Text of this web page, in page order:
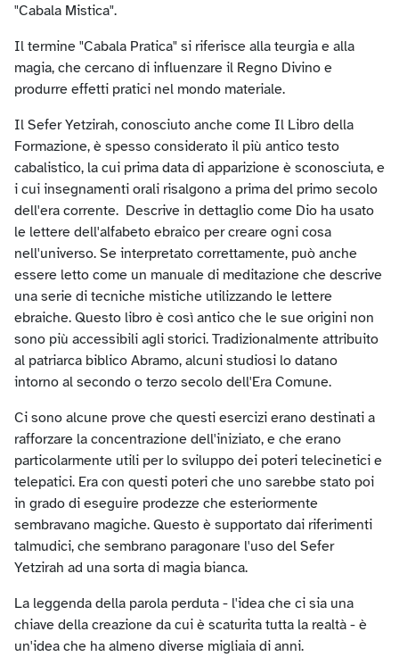
"Cabala Mistica".
Il termine "Cabala Pratica" si riferisce alla teurgia e alla
magia, che cercano di influenzare il Regno Divino e
produrre effetti pratici nel mondo materiale.
Il Sefer Yetzirah, conosciuto anche come Il Libro della
Formazione, è spesso considerato il più antico testo
cabalistico, la cui prima data di apparizione è sconosciuta, e
i cui insegnamenti orali risalgono a prima del primo secolo
dell'era corrente. Descrive in dettaglio come Dio ha usato
le lettere dell'alfabeto ebraico per creare ogni cosa
nell'universo. Se interpretato correttamente, può anche
essere letto come un manuale di meditazione che descrive
una serie di tecniche mistiche utilizzando le lettere
ebraiche. Questo libro è così antico che le sue origini non
sono più accessibili agli storici. Tradizionalmente attribuito
al patriarca biblico Abramo, alcuni studiosi lo datano
intorno al secondo o terzo secolo dell'Era Comune.
Ci sono alcune prove che questi esercizi erano destinati a
rafforzare la concentrazione dell'iniziato, e che erano
particolarmente utili per lo sviluppo dei poteri telecinetici e
telepatici. Era con questi poteri che uno sarebbe stato poi
in grado di eseguire prodezze che esteriormente
sembravano magiche. Questo è supportato dai riferimenti
talmudici, che sembrano paragonare l'uso del Sefer
Yetzirah ad una sorta di magia bianca.
La leggenda della parola perduta - l'idea che ci sia una
chiave della creazione da cui è scaturita tutta la realtà - è
un'idea che ha almeno diverse migliaia di anni.